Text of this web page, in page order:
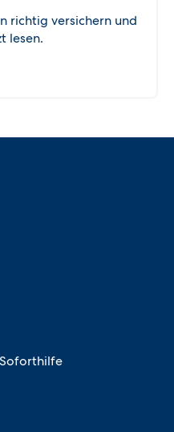
richtig versichern und
lesen.